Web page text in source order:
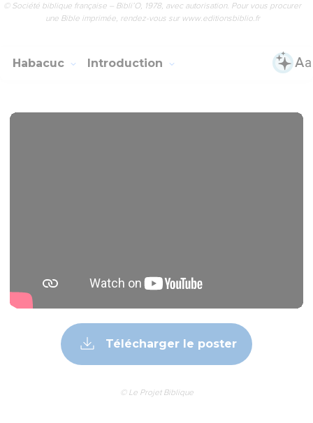
© Société biblique française – Bibli’O, 1978, avec autorisation. Pour vous procurer
une Bible imprimée, rendez-vous sur www.editionsbiblio.fr
Habacuc Introduction
Télécharger le poster
© Le Projet Biblique